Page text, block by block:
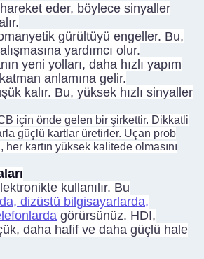
eder, böylece sinyaller
gürültüyü engeller. Bu,
yardımcı olur.
yeni yolları, daha hızlı yapım
anlamına gelir.
kalır. Bu, yüksek hızlı sinyaller
için önde gelen bir şirkettir. Dikkatli
güçlü kartlar üretirler. Uçan prob
kartın yüksek kalitede olmasını
kullanılır. Bu
dizüstü bilgisayarlarda,
görürsünüz. HDI,
daha hafif ve daha güçlü hale